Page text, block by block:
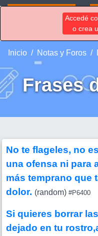
Accedé
o crea
Inicio Notas y Foros
Frases
No te flageles, no
una ofensa ni para
más temprano que
dolor. (random) #P6400
Si quieres borrar
dejado en tu